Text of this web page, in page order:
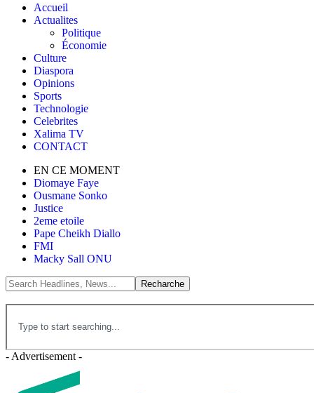
Accueil
Actualites
Politique
Économie
Culture
Diaspora
Opinions
Sports
Technologie
Celebrites
Xalima TV
CONTACT
EN CE MOMENT
Diomaye Faye
Ousmane Sonko
Justice
2eme etoile
Pape Cheikh Diallo
FMI
Macky Sall ONU
- Advertisement -